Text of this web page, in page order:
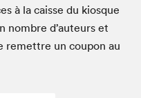
à la caisse du kiosque
nom­bre d’auteurs et
remet­tre un coupon au